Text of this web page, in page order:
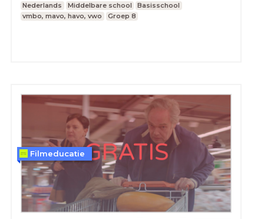
Nederlands Middelbare school
Basisschool
vmbo, mavo, havo, vwo
Groep 8
Filmeducatie